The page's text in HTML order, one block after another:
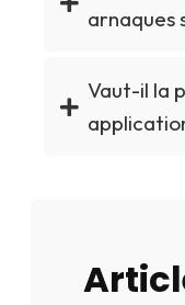
arnaques
Vaut-il la